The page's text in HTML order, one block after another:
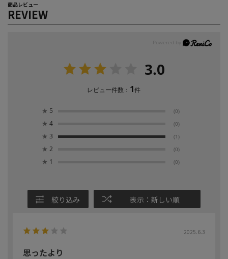
商品レビュー
REVIEW
3.0
レビュー件数： 1件
★ 5 (0)
★ 4 (0)
★ 3 (1)
★ 2 (0)
★ 1 (0)
絞り込み 表示：新しい順
2025.6.3
思ったより